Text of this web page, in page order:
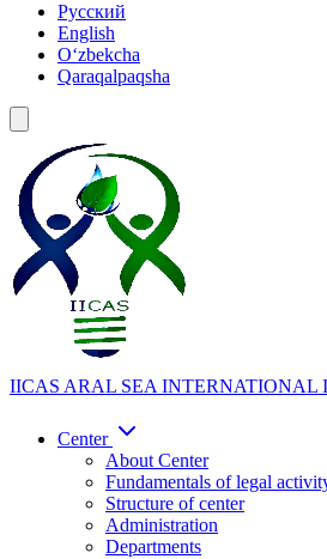
Русский
English
Oʻzbekcha
Qaraqalpaqsha
IICAS ARAL SEA INTERNATIONAL
Center
About Center
Fundamentals of legal
Structure of center
Administration
Departments